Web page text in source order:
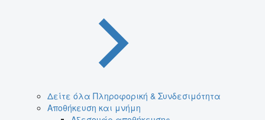
Δείτε όλα Πληροφορική & Συνδεσιμότητα
Αποθήκευση και μνήμη